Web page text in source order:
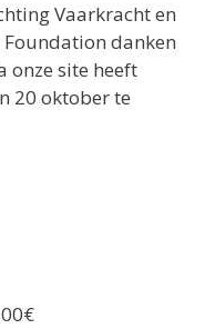
Vaarkracht en
danken
onze site heeft
20 oktober te